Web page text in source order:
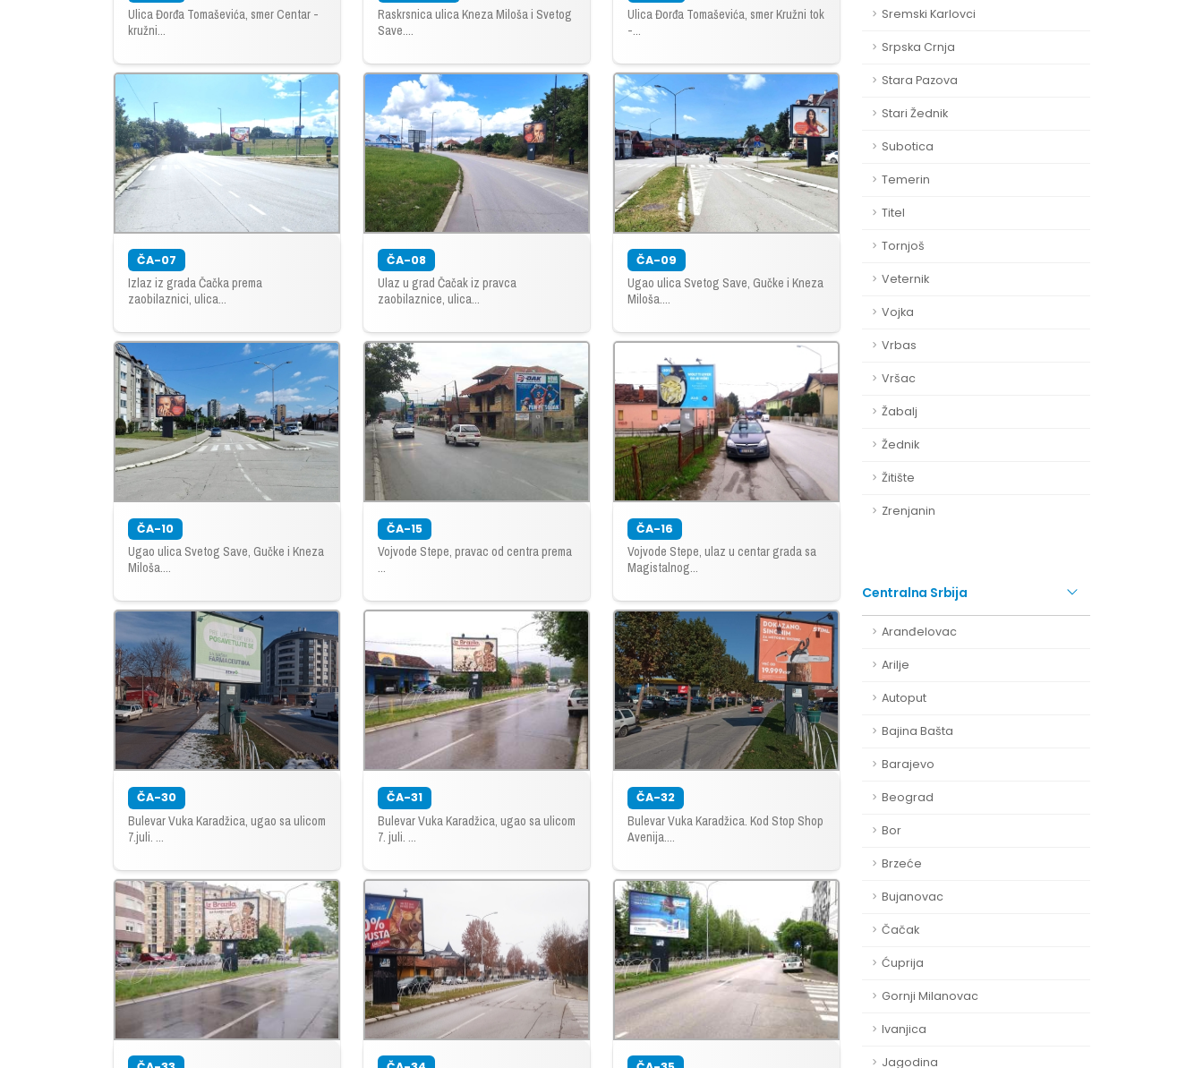
Sremski Karlovci
Srpska Crnja
Stara Pazova
Stari Žednik
Subotica
Temerin
Titel
Tornjoš
Veternik
Vojka
Vrbas
Vršac
Žabalj
Žednik
Žitište
Zrenjanin
Centralna Srbija
Aranđelovac
Arilje
Autoput
Bajina Bašta
Barajevo
Beograd
Bor
Brzeće
Bujanovac
Čačak
Ćuprija
Gornji Milanovac
Ivanjica
Jagodina
Ulica Đorđa Tomaševića, smer Centar -
kružni...
Raskrsnica ulica Kneza Miloša i Svetog
Save....
Ulica Đorđa Tomaševića, smer Kružni tok
-...
ČA-07
Izlaz iz grada Čačka prema
zaobilaznici, ulica...
ČA-08
Ulaz u grad Čačak iz pravca
zaobilaznice, ulica...
ČA-09
Ugao ulica Svetog Save, Gučke i Kneza
Miloša....
ČA-10
Ugao ulica Svetog Save, Gučke i Kneza
Miloša....
ČA-15
Vojvode Stepe, pravac od centra prema
...
ČA-16
Vojvode Stepe, ulaz u centar grada sa
Magistalnog...
ČA-30
Bulevar Vuka Karadžica, ugao sa ulicom
7.juli. ...
ČA-31
Bulevar Vuka Karadžica, ugao sa ulicom
7. juli. ...
ČA-32
Bulevar Vuka Karadžica. Kod Stop Shop
Avenija....